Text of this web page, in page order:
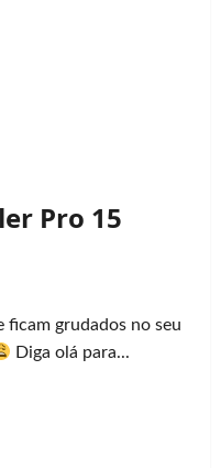
Pro 15
ficam grudados no seu
Diga olá para...